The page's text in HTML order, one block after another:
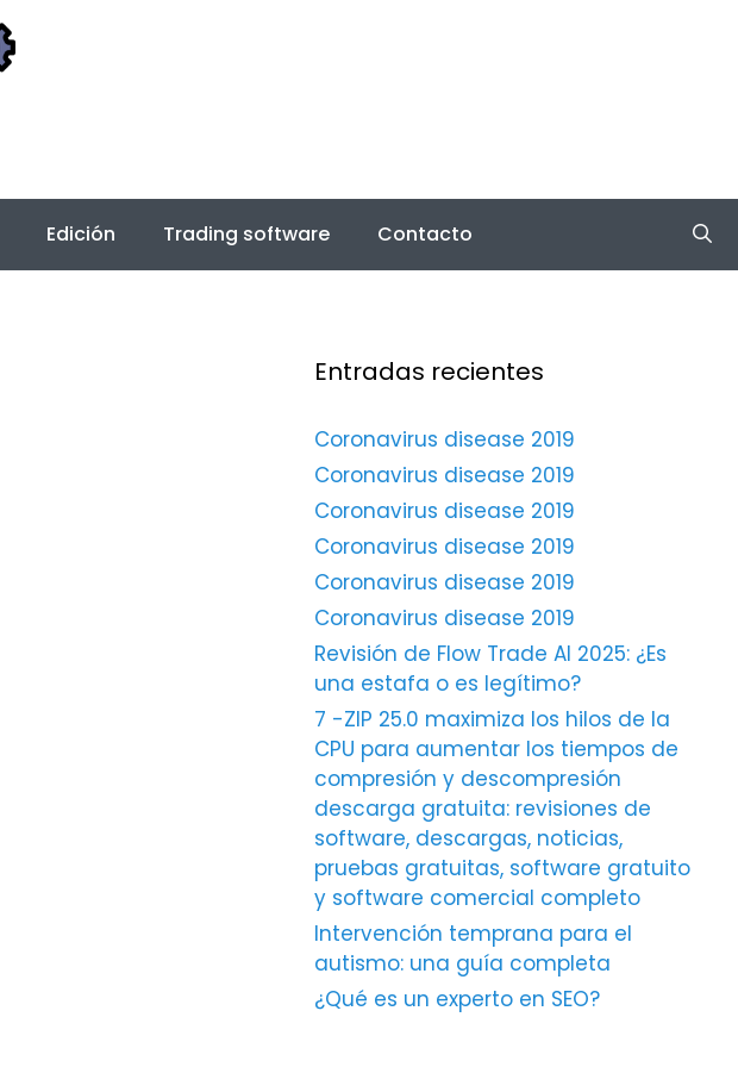
Edición Trading software Contacto
Entradas recientes
Coronavirus disease 2019
Coronavirus disease 2019
Coronavirus disease 2019
Coronavirus disease 2019
Coronavirus disease 2019
Coronavirus disease 2019
Revisión de Flow Trade AI 2025: ¿Es
una estafa o es legítimo?
7 -ZIP 25.0 maximiza los hilos de la
CPU para aumentar los tiempos de
compresión y descompresión
descarga gratuita: revisiones de
software, descargas, noticias,
pruebas gratuitas, software gratuito
y software comercial completo
Intervención temprana para el
autismo: una guía completa
¿Qué es un experto en SEO?